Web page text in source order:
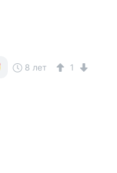
8 лет 1